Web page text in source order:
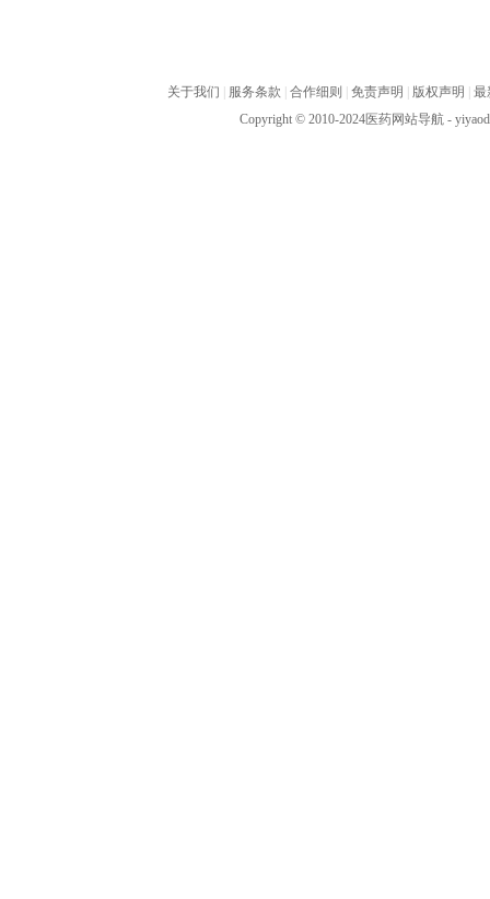
关于我们 服务条款 合作细则 免责声明 版权声明
最
Copyright © 2010-2024医药网站导航-